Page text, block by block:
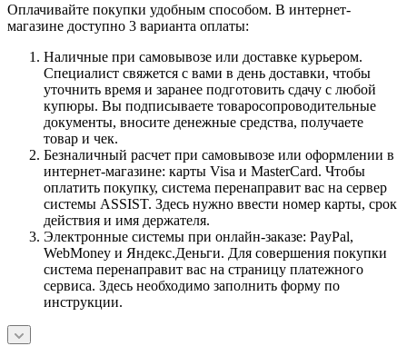
Оплачивайте покупки удобным способом. В интернет-
магазине доступно 3 варианта оплаты:
Наличные при самовывозе или доставке курьером.
Специалист свяжется с вами в день доставки, чтобы
уточнить время и заранее подготовить сдачу с любой
купюры. Вы подписываете товаросопроводительные
документы, вносите денежные средства, получаете
товар и чек.
Безналичный расчет при самовывозе или оформлении в
интернет-магазине: карты Visa и MasterCard. Чтобы
оплатить покупку, система перенаправит вас на сервер
системы ASSIST. Здесь нужно ввести номер карты, срок
действия и имя держателя.
Электронные системы при онлайн-заказе: PayPal,
WebMoney и Яндекс.Деньги. Для совершения покупки
система перенаправит вас на страницу платежного
сервиса. Здесь необходимо заполнить форму по
инструкции.